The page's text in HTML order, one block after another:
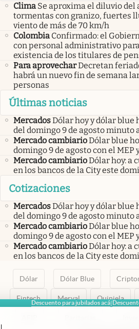
Descuento para jubilados acá|
Clima Se aproxima el diluvio del
tormentas con granizo, fuertes
viento de más de 70 km/h
Colombia Confirmado: el
con personal administrativo
existencia de los titulares de
Para aprovecharDecretan
habrá un nuevo fin de semana
personas
Últimas noticias
MercadosDólar hoy y dólar blue
del domingo 9 de agosto minuto
Mercado cambiarioDólar blue
domingo 9 de agosto con el MEP
Mercado cambiarioDólar hoy: a
en los bancos de la City este
Cotizaciones
MercadosDólar hoy y dólar blue
del domingo 9 de agosto minuto
Mercado cambiarioDólar blue
domingo 9 de agosto con el MEP
Mercado cambiarioDólar hoy: a
en los bancos de la City este
Dólar Dólar Blue
Fintech Merval Quiniela